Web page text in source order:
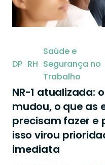
DP RH
Saúde e
Segurança no
Trabalho
NR-1 atualizada:
mudou, o que as
precisam fazer e
isso virou
imediata